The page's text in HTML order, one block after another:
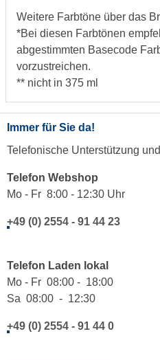
Weitere Farbtöne über das
*Bei diesen Farbtönen
abgestimmten Basecode
vorzustreichen.
** nicht in 375 ml
Immer für Sie da!
Telefonische Unterstützung
Telefon Webshop
Mo - Fr 8:00 - 12:30 Uhr
+49 (0) 2554 - 91 44 23
Telefon Laden lokal
Mo - Fr 08:00 - 18:00
Sa 08:00 - 12:30
+49 (0) 2554 - 91 44 0